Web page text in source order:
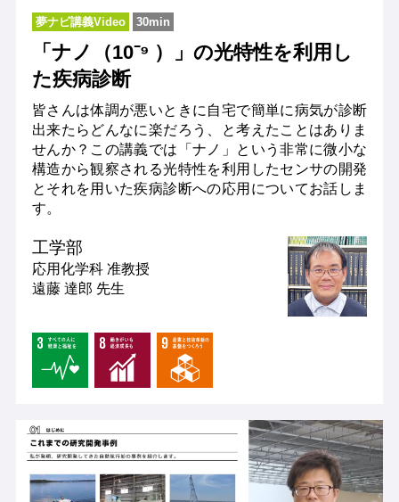
夢ナビ講義Video 30min
「ナノ（10⁻⁹ ）」の光特性を利用し
た疾病診断
皆さんは体調が悪いときに自宅で簡単に病気が診断
出来たらどんなに楽だろう、と考えたことはありま
せんか？この講義では「ナノ」という非常に微小な
構造から観察される光特性を利用したセンサの開発
とそれを用いた疾病診断への応用についてお話しま
す。
工学部
応用化学科 准教授
遠藤 達郎 先生